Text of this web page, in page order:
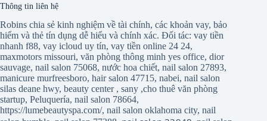
Thông tin liên hệ
Robins chia sẻ kinh nghiệm về tài chính, các khoản vay, bảo
hiểm và thẻ tín dụng dễ hiểu và chính xác. Đối tác: vay tiền
nhanh f88, vay icloud uy tín, vay tiền online 24 24,
maxmotors missouri, văn phòng thông minh yes office, dior
sauvage, nail salon 75068, nước hoa chiết, nail salon 27893,
manicure murfreesboro, hair salon 47715, nabei, nail salon
silas deane hwy, beauty center, sany ,cho thuê văn phòng
startup, Peluquería, nail salon 78664,
https://lumebeautyspa.com/, nail salon oklahoma city, nail